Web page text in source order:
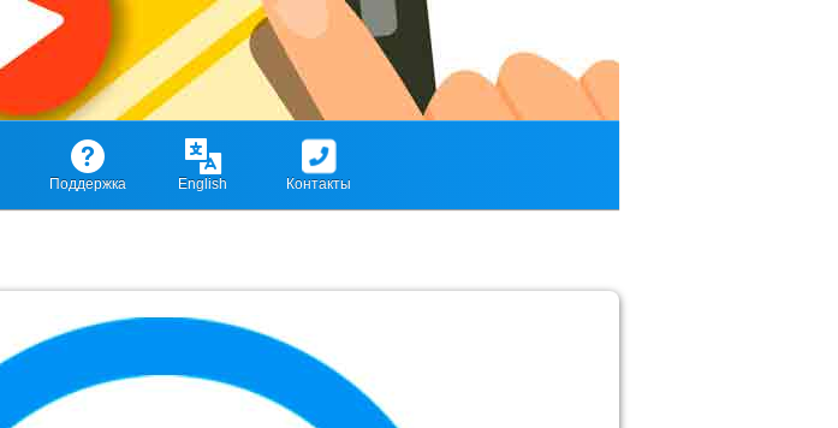
Поддержка English Контакты